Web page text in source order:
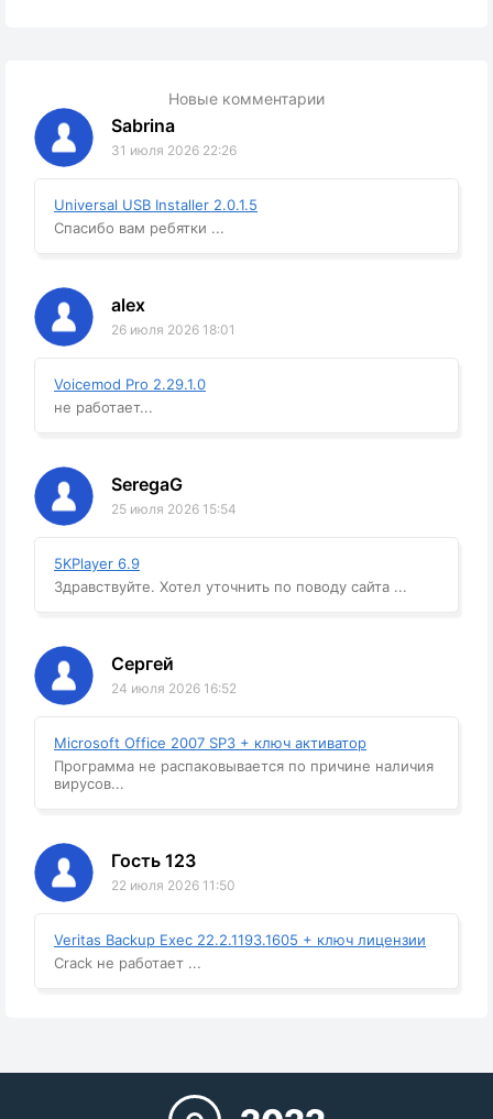
Новые комментарии
Sabrina
31 июля 2026 22:26
Universal USB Installer 2.0.1.5
Спасибо вам ребятки ...
alex
26 июля 2026 18:01
Voicemod Pro 2.29.1.0
не работает...
SeregaG
25 июля 2026 15:54
5KPlayer 6.9
Здравствуйте. Хотел уточнить по поводу сайта ...
Сергей
24 июля 2026 16:52
Microsoft Office 2007 SP3 + ключ активатор
Программа не распаковывается по причине наличия
вирусов...
Гость 123
22 июля 2026 11:50
Veritas Backup Exec 22.2.1193.1605 + ключ лицензии
Crack не работает ...